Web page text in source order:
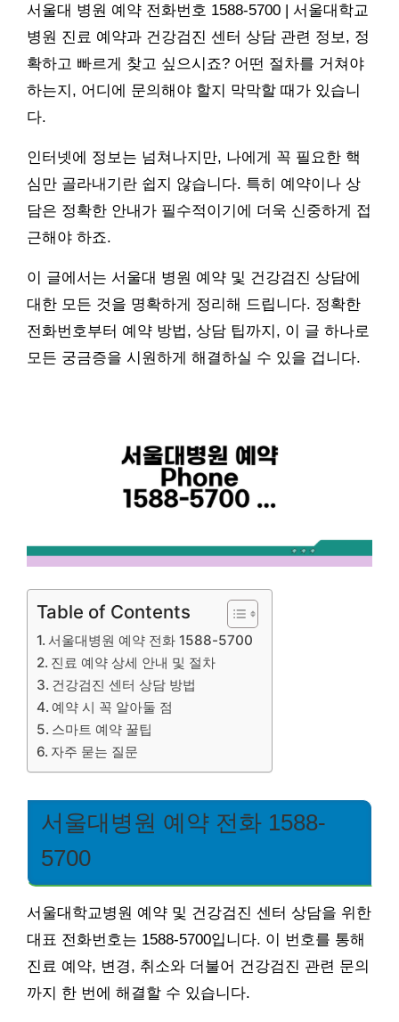
서울대 병원 예약 전화번호 1588-5700 | 서울대학교
병원 진료 예약과 건강검진 센터 상담 관련 정보, 정
확하고 빠르게 찾고 싶으시죠? 어떤 절차를 거쳐야
하는지, 어디에 문의해야 할지 막막할 때가 있습니
다.
인터넷에 정보는 넘쳐나지만, 나에게 꼭 필요한 핵
심만 골라내기란 쉽지 않습니다. 특히 예약이나 상
담은 정확한 안내가 필수적이기에 더욱 신중하게 접
근해야 하죠.
이 글에서는 서울대 병원 예약 및 건강검진 상담에
대한 모든 것을 명확하게 정리해 드립니다. 정확한
전화번호부터 예약 방법, 상담 팁까지, 이 글 하나로
모든 궁금증을 시원하게 해결하실 수 있을 겁니다.
Table of Contents
서울대병원 예약 전화 1588-5700
진료 예약 상세 안내 및 절차
건강검진 센터 상담 방법
예약 시 꼭 알아둘 점
스마트 예약 꿀팁
자주 묻는 질문
서울대병원 예약 전화 1588-
5700
서울대학교병원 예약 및 건강검진 센터 상담을 위한
대표 전화번호는 1588-5700입니다. 이 번호를 통해
진료 예약, 변경, 취소와 더불어 건강검진 관련 문의
까지 한 번에 해결할 수 있습니다.